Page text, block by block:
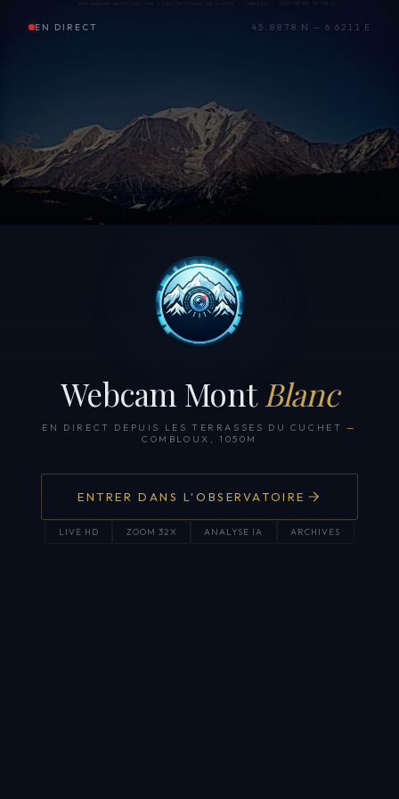
EN DIRECT 45.8878 N — 6.6211 E
Webcam Mont Blanc
EN DIRECT DEPUIS LES TERRASSES DU CUCHET —
COMBLOUX, 1050M
ENTRER DANS L'OBSERVATOIRE
LIVE HD ZOOM 32X ANALYSE IA ARCHIVES